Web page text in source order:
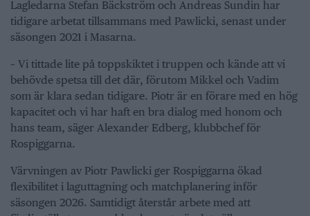
Lagledarna Stefan Bäckström och Andreas Sundin har
tidigare arbetat tillsammans med Pawlicki, senast under
säsongen 2021 i Masarna.
– Vi tittade lite på toppskiktet i truppen och kände att vi
behövde spetsa till det där, förutom Mikkel och Vadim
som är klara sedan tidigare. Piotr är en förare med en hög
kapacitet och vi har haft en bra dialog med honom och
hans team, säger Alexander Edberg, klubbchef för
Rospiggarna.
Värvningen av Piotr Pawlicki ger Rospiggarna ökad
flexibilitet i laguttagning och matchplanering inför
säsongen 2026. Samtidigt återstår arbete med att